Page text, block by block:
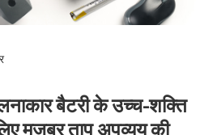
बैटरी के उच्च-शक्ति
मजबूर ताप अपव्यय की